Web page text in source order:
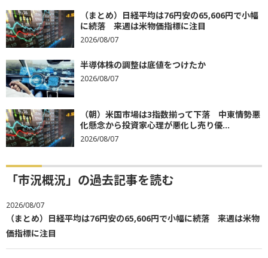
（まとめ）日経平均は76円安の65,606円で小幅
に続落 来週は米物価指標に注目
2026/08/07
半導体株の調整は底値をつけたか
2026/08/07
（朝）米国市場は3指数揃って下落 中東情勢悪
化懸念から投資家心理が悪化し売り優...
2026/08/07
「市況概況」の過去記事を読む
2026/08/07
（まとめ）日経平均は76円安の65,606円で小幅に続落 来週は米物
価指標に注目